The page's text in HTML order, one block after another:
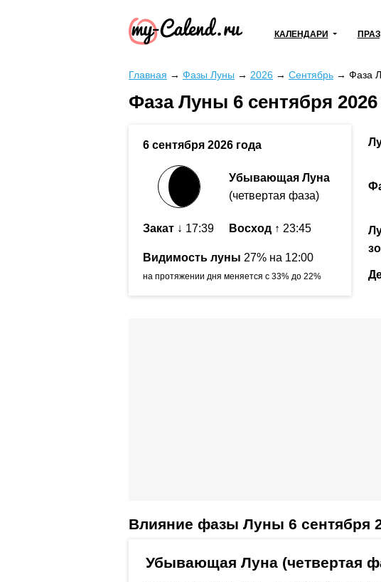
КАЛЕНДАРИ
Главная → Фазы Луны → 2026 → Сентябрь → Фаза
Фаза Луны 6 сентября 2026
6 сентября 2026 года
Убывающая Луна
(четвертая фаза)
Закат ↓ 17:39 Восход ↑ 23:45
Видимость луны 27% на 12:00
на протяжении дня меняется с 33% до 22%
Влияние фазы Луны 6 сентября
Убывающая Луна (четвертая